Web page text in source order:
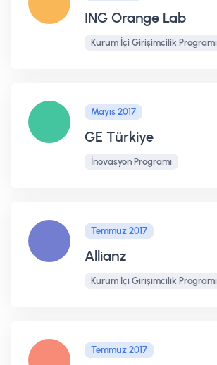
ING Orange Lab
Kurum İçi Girişimcilik Programı
Mayıs 2017
GE Türkiye
İnovasyon Programı
Temmuz 2017
Allianz
Kurum İçi Girişimcilik Programı
Temmuz 2017